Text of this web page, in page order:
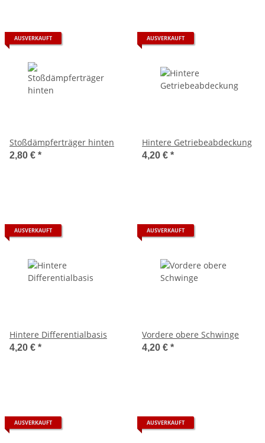
AUSVERKAUFT
Stoßdämpferträger hinten
2,80 € *
AUSVERKAUFT
Hintere Getriebeabdeckung
4,20 € *
AUSVERKAUFT
Hintere Differentialbasis
4,20 € *
AUSVERKAUFT
Vordere obere Schwinge
4,20 € *
AUSVERKAUFT AUSVERKAUFT